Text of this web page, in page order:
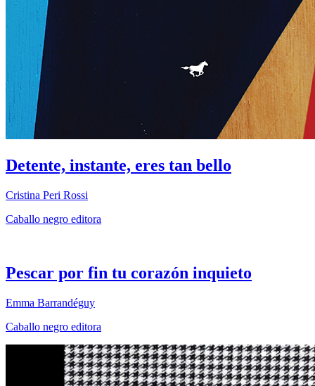
Detente, instante, eres tan bello
Cristina Peri Rossi
Caballo negro editora
Pescar por fin tu corazón inquieto
Emma Barrandéguy
Caballo negro editora